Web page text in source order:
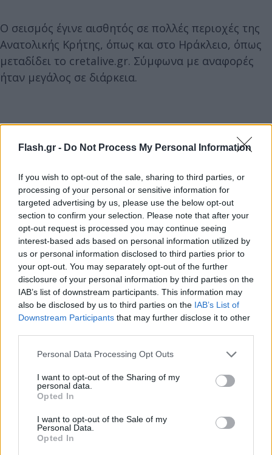
Flash.gr - Do Not Process My Personal Information
If you wish to opt-out of the sale, sharing to third parties, or
processing of your personal or sensitive information for
targeted advertising by us, please use the below opt-out
section to confirm your selection. Please note that after your
opt-out request is processed you may continue seeing
interest-based ads based on personal information utilized by
us or personal information disclosed to third parties prior to
your opt-out. You may separately opt-out of the further
disclosure of your personal information by third parties on the
IAB’s list of downstream participants. This information may
also be disclosed by us to third parties on the IAB’s List of
Downstream Participants that may further disclose it to other
Please note that this website/app uses one or more Google
not limited to your visit or usage behaviour. You may click to
grant or deny consent to Google and its third-party tags to
use your data for below specified purposes in below Google
consent section.
Personal Data Processing Opt Outs
I want to opt-out of the Sharing of my
personal data.
Opted In
I want to opt-out of the Sale of my
Personal Data.
Opted In
Ο σεισμός έγινε αισθητός σε πολλές περιοχές της
Ανατολικής Κρήτης, όπως και στο Ηράκλειο, όπως
μεταδίδει το cretalive.gr. Σύμφωνα με αναφορές
ήταν μεγάλος σε διάρκεια.